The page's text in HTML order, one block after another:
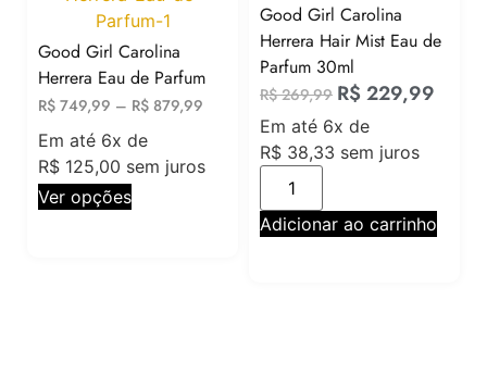
Good Girl Carolina
Herrera Eau de Parfum
R$ 749,99 – R$ 879,99
Em até 6x de
R$ 125,00 sem juros
Ver opções
Good Girl Carolina
Herrera Hair Mist Eau de
Parfum 30ml
R$269,99 R$229,99
Em até 6x de
R$ 38,33 sem juros
Adicionar ao carrinho